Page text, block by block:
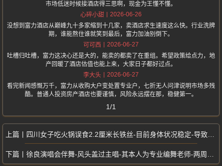
市场低迷时候接酒店得三思啊，现金为王懂不懂。
心碎小甜
2026-06-26
没想到富力酒店从巅峰九十多家缩到十几家，卖酒店求生速度这么快。行业洗牌
期，谁能熬住谁就笑到最后，富力加油别倒下。
可可西
2026-06-27
吐槽归吐槽，富力这决心还是大的，能卖的都卖了在重组。希望政策给点力，地
产回暖了酒店估值也能上来，大家日子都好过点。
李大头
2026-06-27
看完新闻感慨万千，富力从收购大户变处置专业户，七折无人问津说明市场多残
酷。普通人投资房产酒店也要谨慎，风险永远摆在那，稳健第一。
1/1
四川女子吃火锅误食2.2厘米长铁丝-目前身体状况稳定-导致喉咙六处划伤
徐良演唱会伴舞-风头盖过主唱-其本人为专业编舞老师-两周涨粉超110万